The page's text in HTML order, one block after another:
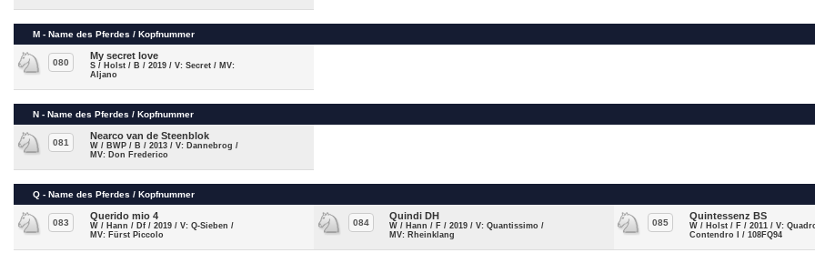
M - Name des Pferdes / Kopfnummer
080
My secret love
S / Holst / B / 2019 / V: Secret / MV:
Aljano
N - Name des Pferdes / Kopfnummer
081
Nearco van de Steenblok
W / BWP / B / 2013 / V: Dannebrog /
MV: Don Frederico
Q - Name des Pferdes / Kopfnummer
083
Querido mio 4
W / Hann / Df / 2019 / V: Q-Sieben /
MV: Fürst Piccolo
084
Quindi DH
W / Hann / F / 2019 / V: Quantissimo /
MV: Rheinklang
085
Quintessenz BS
W / Holst / F / 2011 / V:
Contendro I / 108FQ94